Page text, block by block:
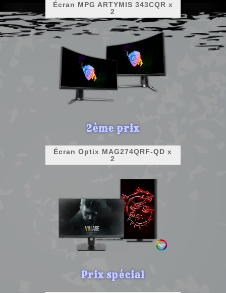
Écran MPG ARTYMIS 343CQR x
2
2ème prix
Écran Optix MAG274QRF-QD x
2
Prix spécial